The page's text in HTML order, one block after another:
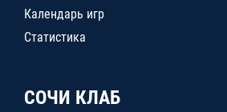
Календарь игр
Статистика
СОЧИ КЛАБ